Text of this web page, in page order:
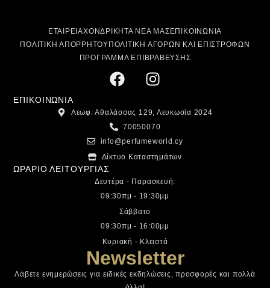
ΕΤΑΙΡΕΙΑΧΟΝΔΡΙΚΗΤΑ ΝΕΑ ΜΑΣΕΠΙΚΟΙΝΩΝΙΑ
ΠΟΛΙΤΙΚΗ ΑΠΟΡΡΗΤΟΥΠΟΛΙΤΙΚΗ ΑΓΟΡΩΝ ΚΑΙ ΕΠΙΣΤΡΟΦΩΝ
ΠΡΟΓΡΑΜΜΑ ΕΠΙΒΡΑΒΕΥΣΗΣ
ΕΠΙΚΟΙΝΩΝΙΑ
Λεωφ. Αθαλάσσας 129, Λευκωσία 2024
70050070
info@perfumeworld.cy
Δίκτυο Καταστημάτων
ΩΡΑΡΙΟ ΛΕΙΤΟΥΡΓΙΑΣ
Δευτέρα - Παρασκευή:
09:30πμ - 19:30μμ
Σάββατο
09:30πμ - 16:00μμ
Κυριακή - Κλειστά
Newsletter
Λάβετε ενημερώσεις για ειδικές εκδηλώσεις, προσφορές και πολλά